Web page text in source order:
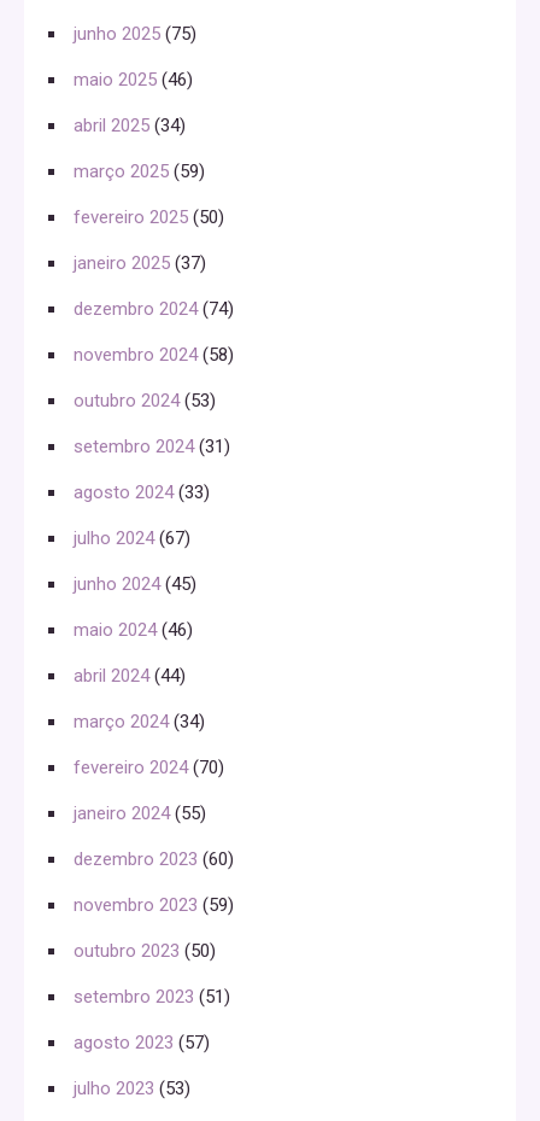
junho 2025 (75)
maio 2025 (46)
abril 2025 (34)
março 2025 (59)
fevereiro 2025 (50)
janeiro 2025 (37)
dezembro 2024(74)
novembro 2024(58)
outubro 2024(53)
setembro 2024(31)
agosto 2024(33)
julho 2024(67)
junho 2024(45)
maio 2024(46)
abril 2024(44)
março 2024(34)
fevereiro 2024(70)
janeiro 2024(55)
dezembro 2023 (60)
novembro 2023 (59)
outubro 2023 (50)
setembro 2023 (51)
agosto 2023 (57)
julho 2023 (53)